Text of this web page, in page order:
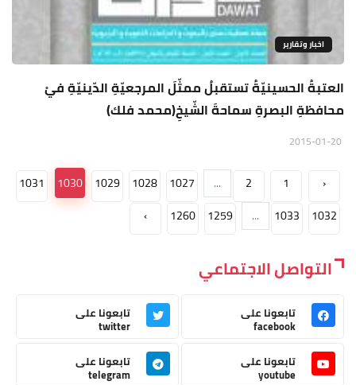
اخبار وتقارير
العتبةُ الحسينيّةُ تستقبلُ ممثّلَ المرجعيّةِ الدّينيّةِ فيْ
محافظةِ البصرةِ سماحةَ الشّيخِ(محمد فلك)
‹
1
2
...
1027
1028
1029
1030
1031
1032
1033
...
1259
1260
›
التواصل الاجتماعي
تابعونا على
facebook
تابعونا على
twitter
تابعونا على
youtube
تابعونا على
telegram